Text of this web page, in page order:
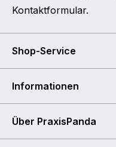
Kontaktformular.
Shop-Service
Informationen
Über PraxisPanda